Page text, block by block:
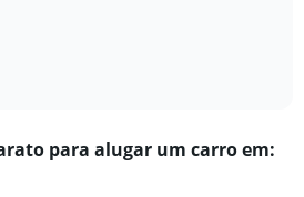
para alugar um carro em: